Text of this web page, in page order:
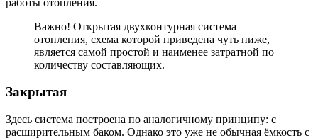
Важно! Открытая двухконтурная система
отопления, схема которой приведена чуть ниже,
является самой простой и наименее затратной по
количеству составляющих.
Закрытая
Здесь система построена по аналогичному принципу: с
расширительным баком. Однако это уже не обычная ёмкость с